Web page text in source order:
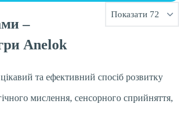
–
Anelok
та ефективний спосіб розвитку
мислення, сенсорного сприйняття,